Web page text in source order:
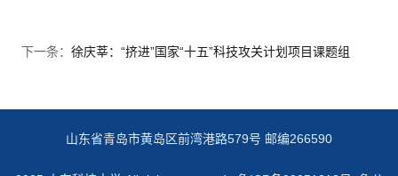
下一条：徐庆莘：“挤进”国家“十五”科技攻关计划项目课题组
山东省青岛市黄岛区前湾港路579号 邮编266590